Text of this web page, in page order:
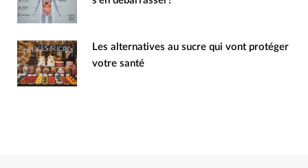
Les alternatives au sucre qui vont protéger
votre santé